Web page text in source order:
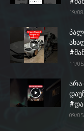
19/
11/
არა
09/